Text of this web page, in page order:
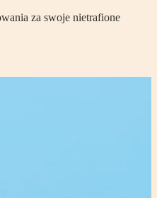
za swoje nietrafione